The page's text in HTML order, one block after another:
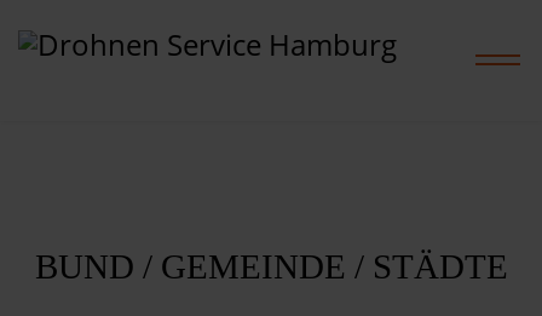
Leistungen
BUND / GEMEINDE / STÄDTE